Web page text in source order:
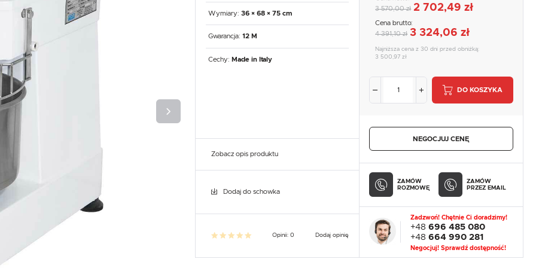
PROFESSIONAL
Wymiary: 36 × 68 × 75 cm
Gwarancja: 12 M
Cechy: Made in Italy
Zobacz opis produktu
Dodaj do schowka
Opinii: 0 Dodaj opinię
3 570,00 zł 2 702,49 zł
Cena brutto:
4 391,10 zł 3 324,06 zł
Najniższa cena z 30 dni przed obniżką:
3 500,97 zł
DO KOSZYKA
NEGOCJUJ CENĘ
ZAMÓW
ROZMOWĘ
ZAMÓW
PRZEZ EMAIL
Zadzwoń! Chętnie Ci doradzimy!
+48 696 485 080
+48 664 990 281
Negocjuj! Sprawdź dostępność!